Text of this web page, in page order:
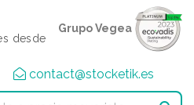
desde
Grupo Vegea
contact@stocketik.es